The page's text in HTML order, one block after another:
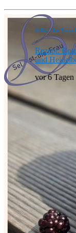
Selbst-die-Frau
Rezept:
und
vor 6 Tagen